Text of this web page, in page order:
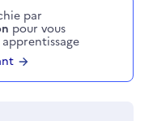
par
pour vous